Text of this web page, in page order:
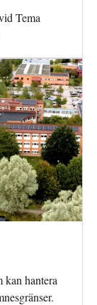
Tema
kan hantera